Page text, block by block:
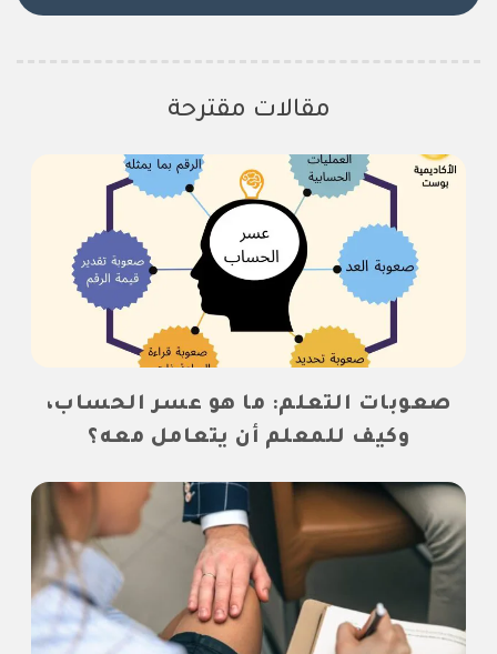
مقالات مقترحة
صعوبات التعلم: ما هو عسر الحساب،
وكيف للمعلم أن يتعامل معه؟